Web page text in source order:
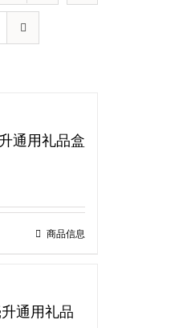
通用礼品盒
商品信息
通用礼品